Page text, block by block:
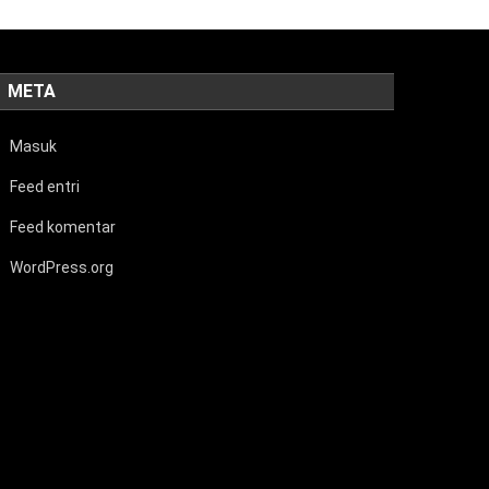
META
Masuk
Feed entri
Feed komentar
WordPress.org